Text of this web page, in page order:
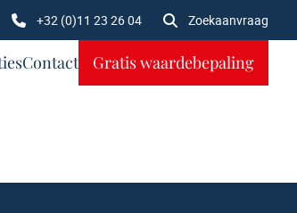
+32 (0)11 23 26 04 Zoekaanvraag
Contact Gratis waardebepaling